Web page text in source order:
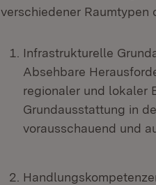
verschiedener Raumtypen
Infrastrukturelle
Absehbare
regionaler und lokaler
Grundausstattung in
vorausschauend und